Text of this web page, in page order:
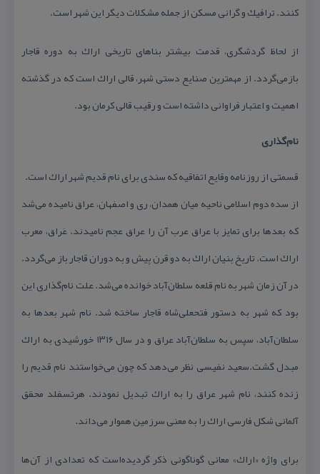
كنند. ترافیك و گرانی مسكن از جمله مشكلات دیگر این شهر است.
از لحاظ گردشگری، قدمت بیشتر بناهای تاریخی اراك به دوره قاجار
بازمی‌گردد. از مهمترین صنایع دستی شهر، قالی اراك است كه در گذشته
اهمیت و اعتبار فراوانی داشته است و رقیب قالی كرمان بود.
نام‌گذاری
قسمتی از روزنامه وقایع اتفاقیه كه سندی برای نام قدیم شهر اراك است.
از سده دوم اسلامی ناحیه میان همدان، ری و اصفهان، عراق نامیده می‌شد
كه بعدها برای تمایز با عراق عرب آن را عراق عجم نامیدند. عَراق، معرب
اراك است. تاریخ بنیان اراك به دو قرن پیش و به دوران قاجار باز می‌گردد.
در آن زمان شهر به نام قلعه سلطان‌آباد خوانده می‌شد. علت نام‌گذاری این
بود كه شهر به دستور فتحعلی‌شاه قاجار ساخته شد. نام شهر بعدها به
سلطان‌آباد، سپس به سلطان‌آباد عراق و در سال ۱۳۱۶ خورشیدی به اراك
مبدل گشت.سعید نفیسی نظر می‌دهد كه چون می‌خواستند نام قدیم را
زنده كنند، نام شهر عراق را به اراك تبدیل نمودند. هرتسفلد محقق
آلمانی شكل فارسی اراك را به معنی سرزمین هموار می‌داند.
برای واژه «اراك» معانی گوناگونی ذكر گردیده‌است كه تعدادی از آن‌ها